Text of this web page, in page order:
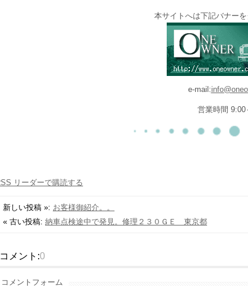
本サイトへは下記バナー
e-mail:
営業時間 9:00
新しい投稿 »: お客様御紹介。。
« 古い投稿: 納車点検途中で発見。修理２３０ＧＥ 東京都
コメント:0
コメントフォーム